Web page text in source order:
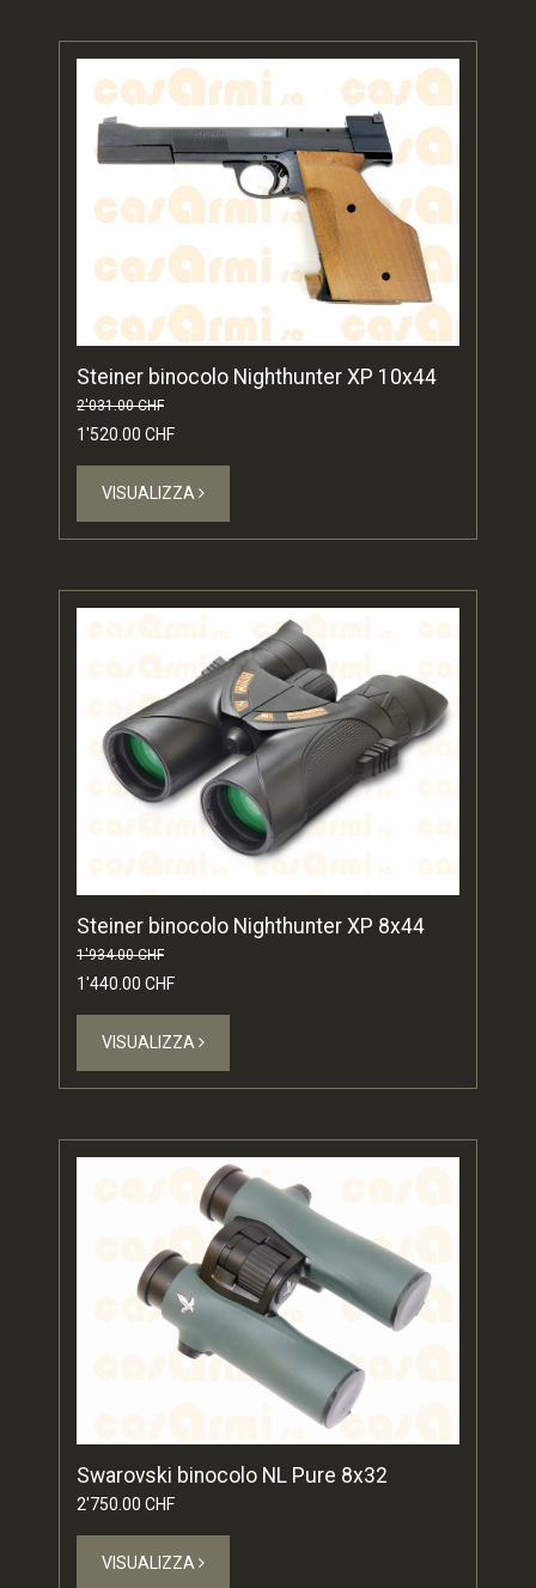
Steiner binocolo Nighthunter XP 10x44
2'031.00 CHF
1'520.00 CHF
VISUALIZZA
Steiner binocolo Nighthunter XP 8x44
1'934.00 CHF
1'440.00 CHF
VISUALIZZA
Swarovski binocolo NL Pure 8x32
2'750.00 CHF
VISUALIZZA